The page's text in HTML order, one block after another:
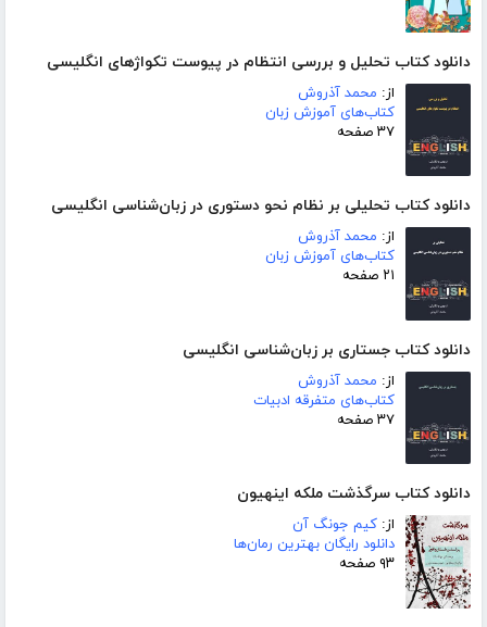
دانلود کتاب تحلیل و بررسی انتظام در پیوست تکواژهای انگلیسی
از: محمد آذروش
کتاب‌های آموزش زبان
۳۷ صفحه
دانلود کتاب تحلیلی بر نظام نحو دستوری در زبان‌شناسی انگلیسی
از: محمد آذروش
کتاب‌های آموزش زبان
۲۱ صفحه
دانلود کتاب جستاری بر زبان‌شناسی انگلیسی
از: محمد آذروش
کتاب‌های متفرقه ادبیات
۳۷ صفحه
دانلود کتاب سرگذشت ملکه اینهیون
از: کیم جونگ آن
دانلود رایگان بهترین رمان‌ها
۹۳ صفحه